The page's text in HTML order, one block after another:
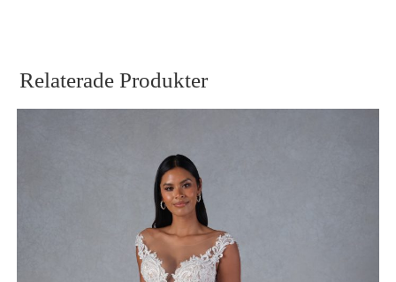
Relaterade Produkter